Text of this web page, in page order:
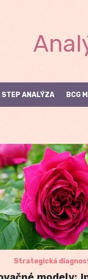
STEP ANALÝZA BCG
Strategická